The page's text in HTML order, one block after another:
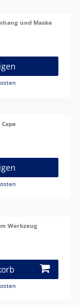
und Maske
Werkzeug